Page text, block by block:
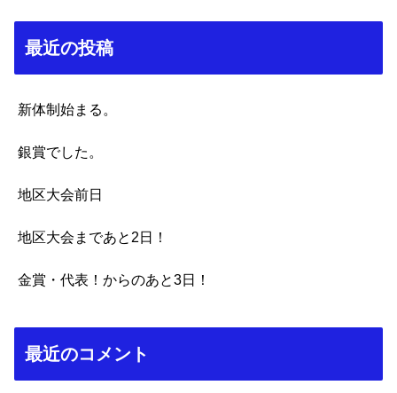
最近の投稿
新体制始まる。
銀賞でした。
地区大会前日
地区大会まであと2日！
金賞・代表！からのあと3日！
最近のコメント